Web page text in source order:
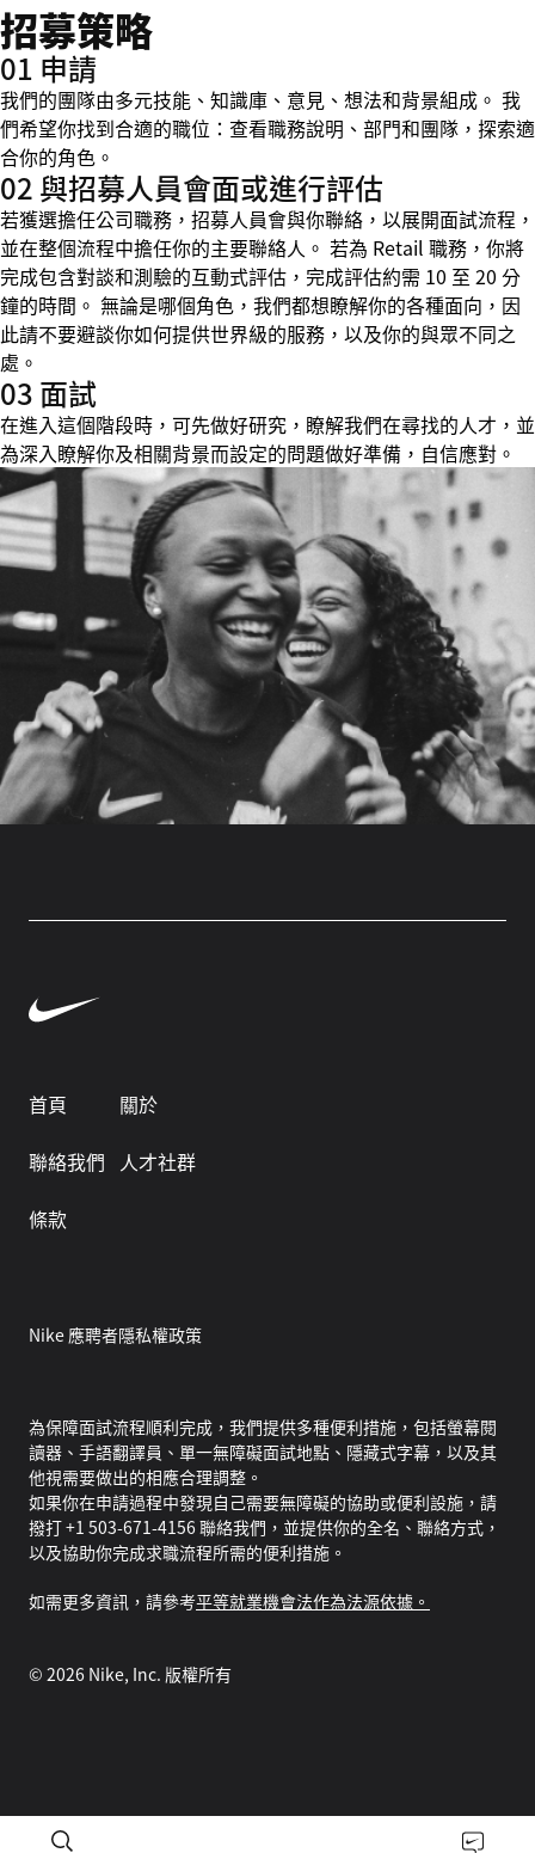
招募策略
01 申請
我們的團隊由多元技能、知識庫、意見、想法和背景組成。 我
們希望你找到合適的職位：查看職務說明、部門和團隊，探索適
合你的角色。
02 與招募人員會面或進行評估
若獲選擔任公司職務，招募人員會與你聯絡，以展開面試流程，
並在整個流程中擔任你的主要聯絡人。 若為 Retail 職務，你將
完成包含對談和測驗的互動式評估，完成評估約需 10 至 20 分
鐘的時間。 無論是哪個角色，我們都想瞭解你的各種面向，因
此請不要避談你如何提供世界級的服務，以及你的與眾不同之
處。
03 面試
在進入這個階段時，可先做好研究，瞭解我們在尋找的人才，並
為深入瞭解你及相關背景而設定的問題做好準備，自信應對。
首頁
關於
聯絡我們
人才社群
條款
Nike 應聘者隱私權政策
為保障面試流程順利完成，我們提供多種便利措施，包括螢幕閱
讀器、手語翻譯員、單一無障礙面試地點、隱藏式字幕，以及其
他視需要做出的相應合理調整。
如果你在申請過程中發現自己需要無障礙的協助或便利設施，請
撥打 +1 503-671-4156 聯絡我們，並提供你的全名、聯絡方式，
以及協助你完成求職流程所需的便利措施。
如需更多資訊，請參考平等就業機會法作為法源依據。
© 2026 Nike, Inc. 版權所有